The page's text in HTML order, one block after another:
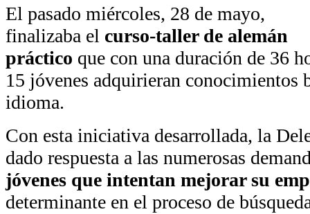
El pasado miércoles, 28 de mayo,
finalizaba el curso-taller de alemán
práctico que con una duración de 36
15 jóvenes adquirieran conocimientos
idioma.
Con esta iniciativa desarrollada, la
dado respuesta a las numerosas
jóvenes que intentan mejorar su
determinante en el proceso de